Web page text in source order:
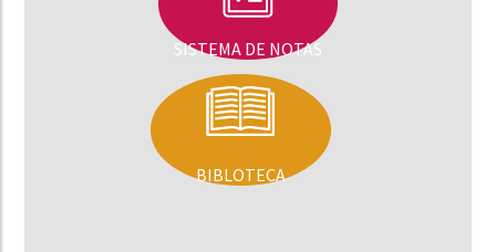
SISTEMA DE NOTAS
BIBLOTECA